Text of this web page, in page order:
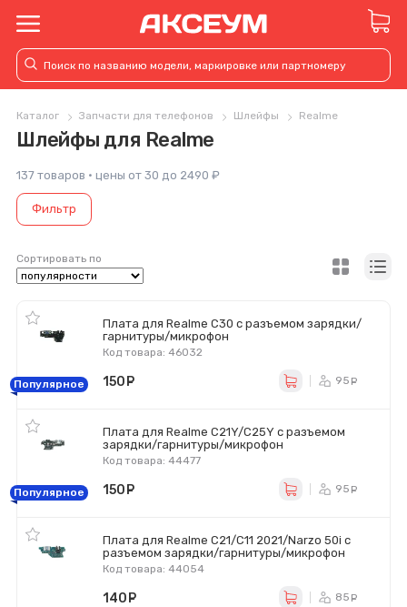
Каталог Запчасти для телефонов Шлейфы Realme
Шлейфы для Realme
137 товаров · цены от 30 до 2490 ₽
Фильтр
Сортировать по
Плата для Realme C30 с разъемом зарядки/
гарнитуры/микрофон
Код товара: 46032
Популярное 150 95
Плата для Realme C21Y/C25Y с разъемом
зарядки/гарнитуры/микрофон
Код товара: 44477
Популярное 150 95
Плата для Realme C21/C11 2021/Narzo 50i с
разъемом зарядки/гарнитуры/микрофон
Код товара: 44054
140 85